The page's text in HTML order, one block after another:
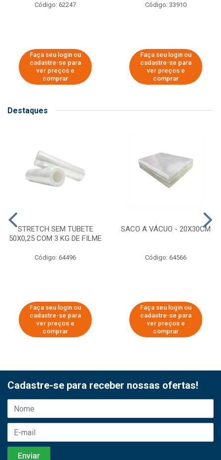
Código: 62247
Faça seu login ou
cadastre-se para
ver preços e
comprar
Código: 33910
Faça seu login ou
cadastre-se para
ver preços e
comprar
Destaques
STRETCH SEM TUBETE
50X0,25 COM 3 KG DE FILME
Código: 64496
Faça seu login ou
cadastre-se para
ver preços e
comprar
SACO A VÁCUO - 20X30CM
Código: 64566
Faça seu login ou
cadastre-se para
ver preços e
comprar
Cadastre-se para receber nossas ofertas!